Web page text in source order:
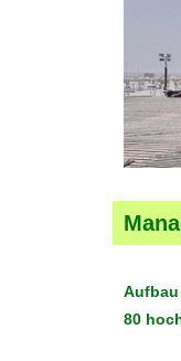
80